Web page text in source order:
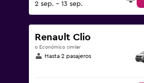
2 sep. - 13 sep.
Renault Clio
o Económico similar
Hasta 2 pasajeros